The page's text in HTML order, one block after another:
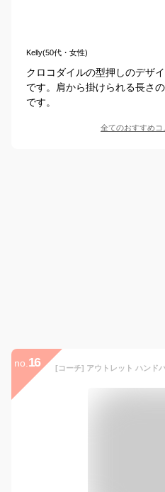
Kelly(50代・女性)
クロコダイルの型押しのデザ
です。肩から掛けられる長さ
です。
全てのおすすめコ
no. 16